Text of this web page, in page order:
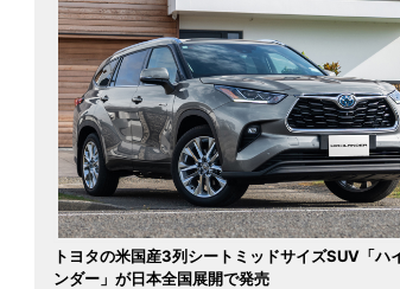
トヨタの米国産3列シートミッドサイズSUV「ハ
ンダー」が日本全国展開で発売